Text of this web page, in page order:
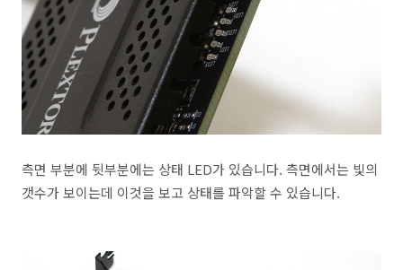
측면 부분에 뒷부분에는 상태 LED가 있습니다. 측면에서는 빛의
갯수가 보이는데 이것을 보고 상태를 파악할 수 있습니다.